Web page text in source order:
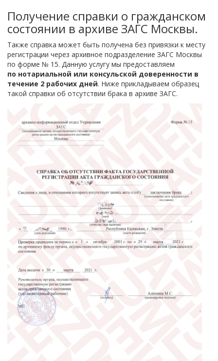
Получение справки о гражданском
состоянии в архиве ЗАГС Москвы.
Также справка может быть получена без привязки к месту
регистрации через архивное подразделение ЗАГС Москвы
по форме № 15. Данную услугу мы предоставляем
по нотариальной или консульской доверенности в
течение 2 рабочих дней. Ниже прикладываем образец
такой справки об отсутствии брака в архиве ЗАГС.